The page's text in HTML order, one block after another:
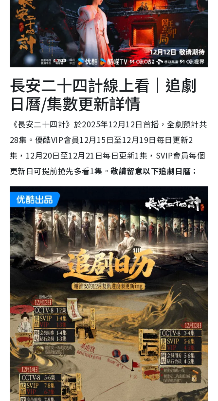
長安二十四計線上看｜追劇
日曆/集數更新詳情
《長安二十四計》於2025年12月12日首播，全劇預計共
28集。優酷VIP會員12月15日至12月19日每日更新2
集，12月20日至12月21日每日更新1集，SVIP會員每個
更新日可提前搶先多看1集。敬請留意以下追劇日曆：